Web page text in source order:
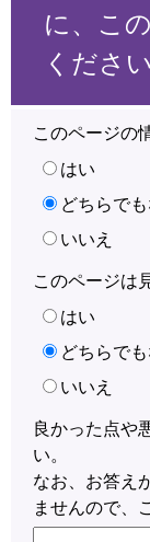
に、こ
ください
このページの
はい
どちらで
いいえ
このページは
はい
どちらで
いいえ
良かった点や
い。
なお、お答え
ませんので、